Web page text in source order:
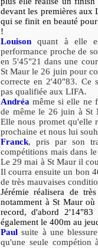
devant les premières aux
qui se finit en beauté
!
Louisonquant à elle
performance proche de
en 5'45"21 dans une
St Maur le 26 juin pour
correcte en 2'40"83. Ce
pas qualifiée aux LIFA.
Andréa même si elle ne
de même le 26 juin à St
Elle nous promet qu'elle
prochaine et nous lui
Franck, pris par son
compétitions mais dans
Le 29 mai à St Maur il
Il courra ensuite un bon
de très mauvaises
Jérémie réalisera de
notamment à St Maur
record, d'abord
également le 400m au
Paul suite à une
qu'une seule